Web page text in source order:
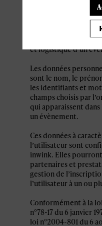
inwink est
l’utilisateur de
d’accéder au site
les informations
et logistique d’un
Les données
sont le nom, le
les identifiants et
champs choisis par
qui apparaissent
un évènement.
Ces données à
l’utilisateur sont
inwink. Elles
partenaires et
gestion de
l’utilisateur à un ou
Conformément à la
n°78-17 du 6 janvier
loi n°2004-801 du 6